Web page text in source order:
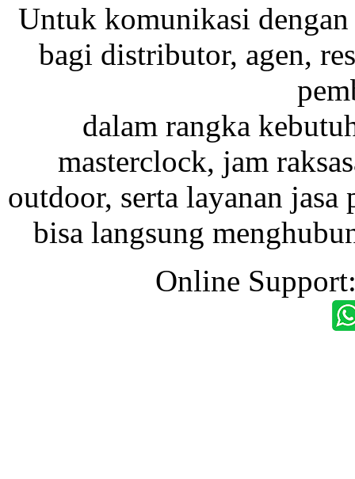
Untuk komunikasi dengan
bagi distributor, agen,
dalam rangka
masterclock, jam
outdoor, serta layanan
bisa langsung
Online